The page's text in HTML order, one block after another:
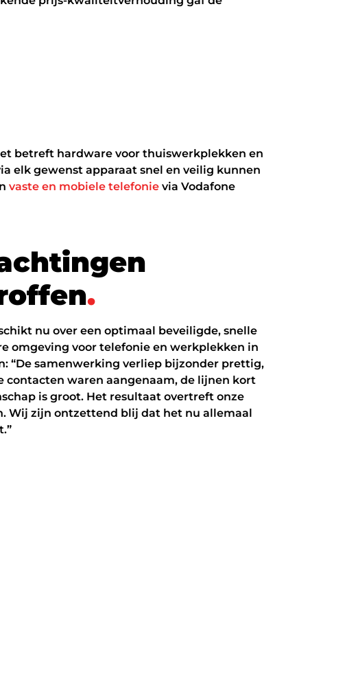
betreft hardware voor thuiswerkplekken en
elk gewenst apparaat snel en veilig kunnen
vaste en mobiele telefonie via Vodafone
chtingen
offen.
nu over een optimaal beveiligde, snelle
omgeving voor telefonie en werkplekken in
“De samenwerking verliep bijzonder prettig,
contacten waren aangenaam, de lijnen kort
is groot. Het resultaat overtreft onze
Wij zijn ontzettend blij dat het nu allemaal